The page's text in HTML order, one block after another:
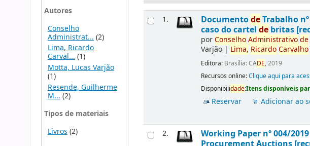
Autores
Conselho
Administrat... (2)
Lima, Ricardo
Carval...(1)
Motta, Lucas Varjão
(1)
Resende, Guilherme
M... (2)
Tipos de materiais
Livros (2)
1. DocumentodeTrabalho
caso do cartelde britas
porConselhoAdministrativode
Varjão | Lima, RicardoCarvalho
Editora: Brasília: CADE, 2019
Recursos online:Clique aqui para
Disponibilidade:Itens disponíveis
Reservar Adicionar ao
2. Working Paper nº 004/